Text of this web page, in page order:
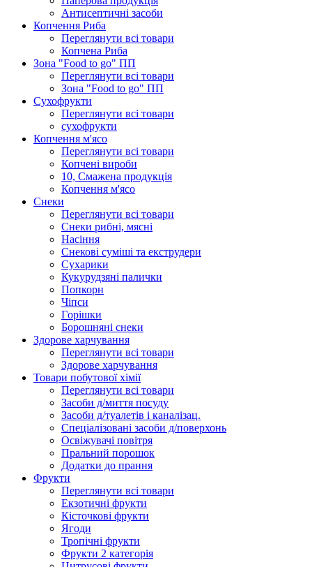
Антисептичні засоби
Копчення Риба
Переглянути всі товари
Копчена Риба
Зона "Food to go" ПП
Переглянути всі товари
Зона "Food to go" ПП
Сухофрукти
Переглянути всі товари
сухофрукти
Копчення м'ясо
Переглянути всі товари
Копчені вироби
10, Смажена продукція
Копчення м'ясо
Снеки
Переглянути всі товари
Снеки рибні, мясні
Насіння
Снекові суміші та екструдери
Сухарики
Кукурудзяні пaлички
Попкорн
Чіпси
Гoрішки
Борошняні снеки
Здорове харчування
Переглянути всі товари
Здорове харчування
Товари побутової хімії
Переглянути всі товари
Засоби д/миття посуду
Засоби д/туалетів і каналізац.
Спеціалізовані засоби д/поверхонь
Освіжувачі повітря
Пральний порошок
Додатки до прання
Фрукти
Переглянути всі товари
Екзoтичні фрукти
Кісточкові фрукти
Ягоди
Тропічні фрукти
Фрукти 2 категорія